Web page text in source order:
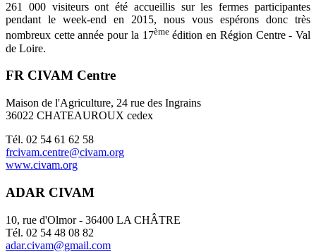
261 000 visiteurs ont été accueillis sur les fermes participantes
pendant le week-end en 2015, nous vous espérons donc très
nombreux cette année pour la 17èmeédition en Région Centre - Val
de Loire.
FR CIVAM Centre
Maison de l'Agriculture, 24 rue des Ingrains
36022 CHATEAUROUX cedex
Tél. 02 54 61 62 58
frcivam.centre@civam.org
www.civam.org
ADAR CIVAM
10, rue d'Olmor - 36400 LA CHÂTRE
Tél. 02 54 48 08 82
adar.civam@gmail.com